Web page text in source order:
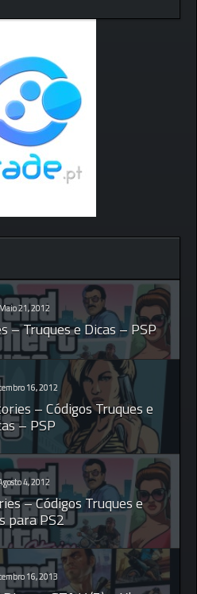
21, 2012
– Truques e Dicas – PSP
16, 2012
– Códigos Truques e
– PSP
4, 2012
– Códigos Truques e
para PS2
16, 2013